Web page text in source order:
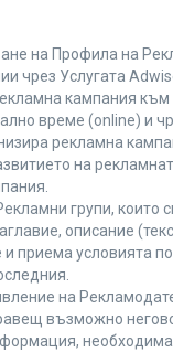
на Профила на
чрез Услугата
кампания
време (online) и
рекламна
на
групи, които
описание
и приема условията
на
възможно